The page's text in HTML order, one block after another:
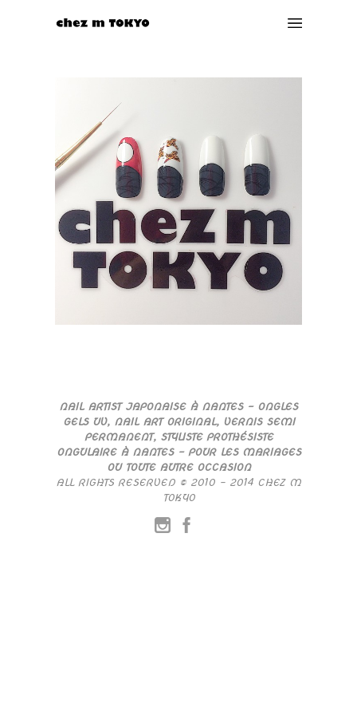
NAIL ARTIST JAPONAISE À NANTES – ONGLES
GELS UV, NAIL ART ORIGINAL, VERNIS SEMI
PERMANENT, STYLISTE PROTHÉSISTE
ONGULAIRE À NANTES – POUR LES MARIAGES
OU TOUTE AUTRE OCCASION
ALL RIGHTS RESERVED © 2010 – 2014 CHEZ M
TOKYO